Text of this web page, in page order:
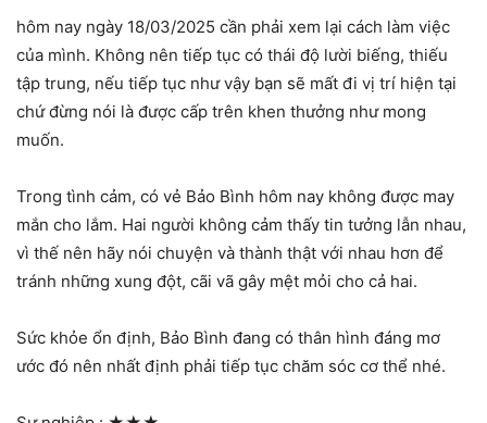
hôm nay ngày 18/03/2025 cần phải xem lại cách làm việc
của mình. Không nên tiếp tục có thái độ lười biếng, thiếu
tập trung, nếu tiếp tục như vậy bạn sẽ mất đi vị trí hiện tại
chứ đừng nói là được cấp trên khen thưởng như mong
muốn.
Trong tình cảm, có vẻ Bảo Bình hôm nay không được may
mắn cho lắm. Hai người không cảm thấy tin tưởng lẫn nhau,
vì thế nên hãy nói chuyện và thành thật với nhau hơn để
tránh những xung đột, cãi vã gây mệt mỏi cho cả hai.
Sức khỏe ổn định, Bảo Bình đang có thân hình đáng mơ
ước đó nên nhất định phải tiếp tục chăm sóc cơ thể nhé.